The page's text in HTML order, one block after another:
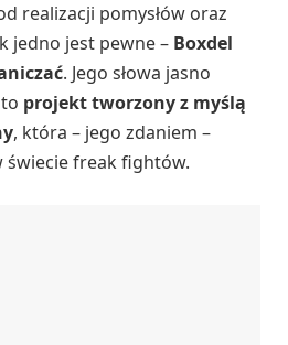
realizacji pomysłów oraz
jedno jest pewne – Boxdel
. Jego słowa jasno
projekt tworzony z myślą
, która – jego zdaniem –
świecie freak fightów.